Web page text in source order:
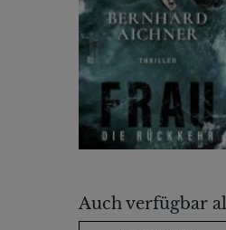
Auch verfügbar